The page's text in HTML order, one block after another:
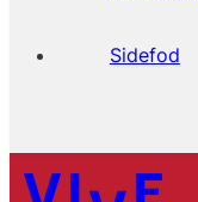
Sidefod